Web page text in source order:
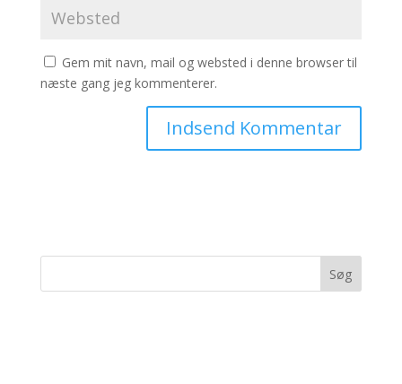
Gem mit navn, mail og websted i denne browser til
næste gang jeg kommenterer.